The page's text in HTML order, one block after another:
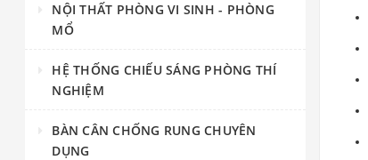
NỘI THẤT PHÒNG VI SINH - PHÒNG
MỔ
HỆ THỐNG CHIẾU SÁNG PHÒNG THÍ
NGHIỆM
BÀN CÂN CHỐNG RUNG CHUYÊN
DỤNG